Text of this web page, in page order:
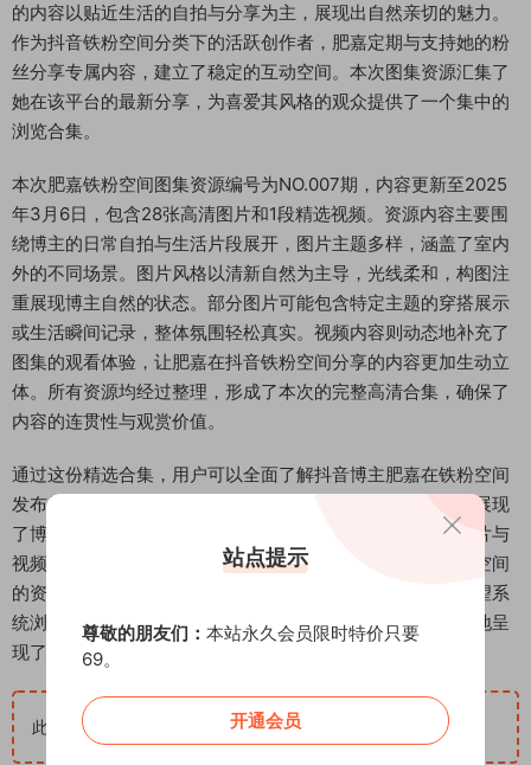
的内容以贴近生活的自拍与分享为主，展现出自然亲切的魅力。
作为抖音铁粉空间分类下的活跃创作者，肥嘉定期与支持她的粉
丝分享专属内容，建立了稳定的互动空间。本次图集资源汇集了
她在该平台的最新分享，为喜爱其风格的观众提供了一个集中的
浏览合集。
本次肥嘉铁粉空间图集资源编号为NO.007期，内容更新至2025
年3月6日，包含28张高清图片和1段精选视频。资源内容主要围
绕博主的日常自拍与生活片段展开，图片主题多样，涵盖了室内
外的不同场景。图片风格以清新自然为主导，光线柔和，构图注
重展现博主自然的状态。部分图片可能包含特定主题的穿搭展示
或生活瞬间记录，整体氛围轻松真实。视频内容则动态地补充了
图集的观看体验，让肥嘉在抖音铁粉空间分享的内容更加生动立
体。所有资源均经过整理，形成了本次的完整高清合集，确保了
内容的连贯性与观赏价值。
通过这份精选合集，用户可以全面了解抖音博主肥嘉在铁粉空间
发布的近期内容。图集系统地呈现了其内容风格，从多角度展现
了博主的个人特色。资源的高清画质保证了观看细节，而图片与
视频的组合则提供了更丰富的信息维度。这份关于肥嘉铁粉空间
的资源合集，完整地收录了特定时间段内的分享，满足了希望系
统浏览其内容的用户需求。它作为一个静态的资源包，客观地呈
现了抖音博主肥嘉在铁粉空间的内容产出与风格特点。
此隐藏内容仅限VIP查看 升级VIP
站点提示
尊敬的朋友们： 本站永久会员限时特价只要
69。
开通会员